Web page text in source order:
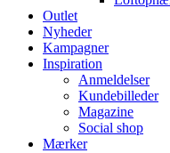
Outlet
Nyheder
Kampagner
Inspiration
Anmeldelser
Kundebilleder
Magazine
Social shop
Mærker